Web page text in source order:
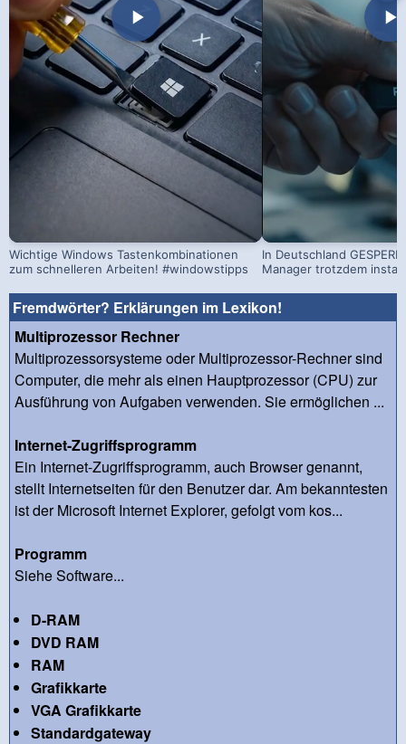
Wichtige Windows Tastenkombinationen
zum schnelleren Arbeiten! #windowstipps
In Deutschland
Manager trotzdem
Fremdwörter? Erklärungen im Lexikon!
Multiprozessor Rechner
Multiprozessorsysteme oder Multiprozessor-Rechner sind
Computer, die mehr als einen Hauptprozessor (CPU) zur
Ausführung von Aufgaben verwenden. Sie ermöglichen ...
Internet-Zugriffsprogramm
Ein Internet-Zugriffsprogramm, auch Browser genannt,
stellt Internetseiten für den Benutzer dar. Am bekanntesten
ist der Microsoft Internet Explorer, gefolgt vom kos...
Programm
Siehe Software...
D-RAM
DVD RAM
RAM
Grafikkarte
VGA Grafikkarte
Standardgateway